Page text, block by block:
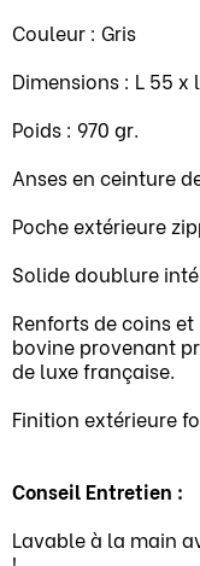
Couleur : Gris
Dimensions : L 55 x
Poids : 970 gr.
Anses en ceinture
Poche extérieure
Solide doublure
Renforts de coins
bovine provenant
de luxe française.
Finition extérieure
Conseil Entretien :
Lavable à la main